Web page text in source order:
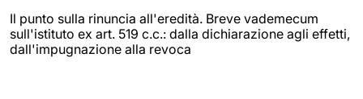
Il punto sulla rinuncia all'eredità. Breve vademecum
sull'istituto ex art. 519 c.c.: dalla dichiarazione agli effetti,
dall'impugnazione alla revoca